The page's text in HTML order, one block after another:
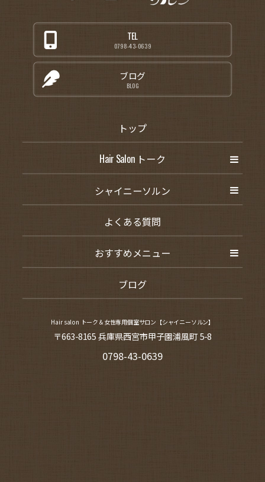
TEL
0798-43-0639
ブログ
BLOG
トップ
Hair Salon トーク
シャイニーソルン
よくある質問
おすすめメニュー
ブログ
Hair salon トーク＆女性専用個室サロン【シャイニーソルン】
〒663-8165 兵庫県西宮市甲子園浦風町 5-8
0798-43-0639